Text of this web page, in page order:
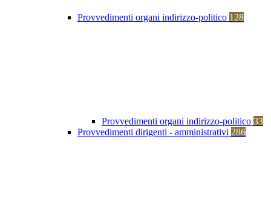
Provvedimenti organi indirizzo-politico 128
Provvedimenti organi indirizzo-politico 33
Provvedimenti dirigenti - amministrativi 286